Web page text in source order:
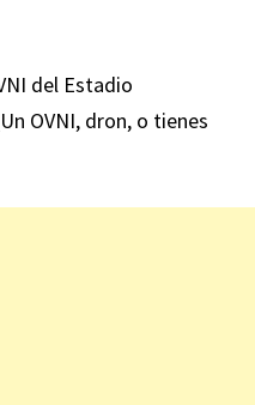
del Estadio
OVNI, dron, o tienes